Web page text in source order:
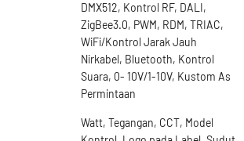
DMX512, Kontrol RF, DALI,
ZigBee3.0, PWM, RDM, TRIAC,
WiFi/Kontrol Jarak Jauh
Nirkabel, Bluetooth, Kontrol
Suara, 0- 10V/1-10V, Kustom As
Permintaan
Watt, Tegangan, CCT, Model